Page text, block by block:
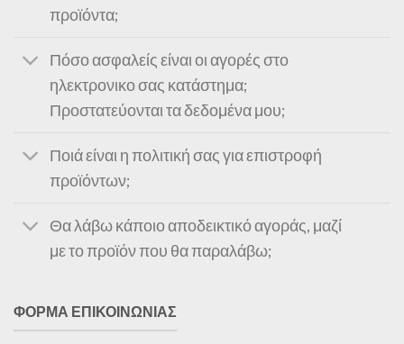
προϊόντα;
Πόσο ασφαλείς είναι οι αγορές στο
ηλεκτρονικο σας κατάστημα;
Προστατεύονται τα δεδομένα μου;
Ποιά είναι η πολιτική σας για επιστροφή
προϊόντων;
Θα λάβω κάποιο αποδεικτικό αγοράς, μαζί
με το προϊόν που θα παραλάβω;
ΦΟΡΜΑ ΕΠΙΚΟΙΝΩΝΙΑΣ